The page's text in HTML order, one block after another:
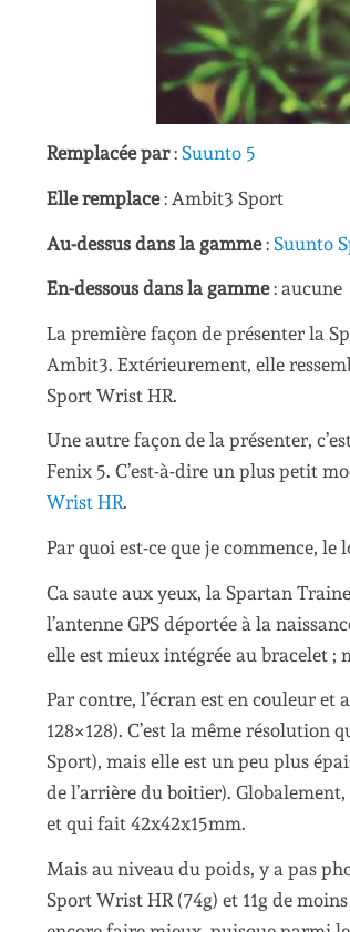
Remplacée par: Suunto 5
Elle remplace: Ambit3 Sport
Au-dessus dans la gamme: Suunto
En-dessous dans la gamme: aucune
La première façon de présenter la
Ambit3. Extérieurement, elle
Sport Wrist HR.
Une autre façon de la présenter,
Fenix 5. C’est-à-dire un plus petit
Wrist HR.
Par quoi est-ce que je commence, le
Ca saute aux yeux, la Spartan
l’antenne GPS déportée à la
elle est mieux intégrée au bracelet ;
Par contre, l’écran est en couleur
128×128). C’est la même
Sport), mais elle est un peu plus
de l’arrière du boitier).
et qui fait 42x42x15mm.
Mais au niveau du poids, y a pas
Sport Wrist HR (74g) et 11g de